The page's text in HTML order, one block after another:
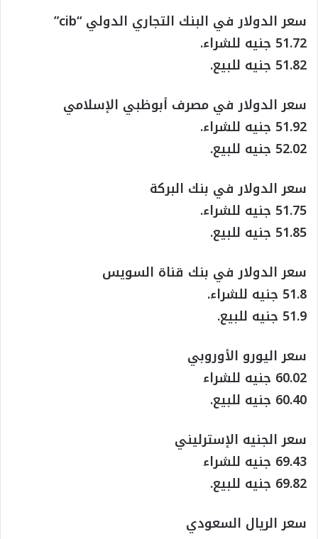
سعر الدولار في البنك التجاري الدولي “cib”
51.72 جنيه للشراء.
51.82 جنيه للبيع.
سعر الدولار في مصرف أبوظبي الإسلامي
51.92 جنيه للشراء.
52.02 جنيه للبيع.
سعر الدولار في بنك البركة
51.75 جنيه للشراء.
51.85 جنيه للبيع.
سعر الدولار في بنك قناة السويس
51.8 جنيه للشراء.
51.9 جنيه للبيع.
سعر اليورو الأوروبي
60.02 جنيه للشراء
60.40 جنيه للبيع.
سعر الجنيه الإسترليني
69.43 جنيه للشراء
69.82 جنيه للبيع.
سعر الريال السعودي